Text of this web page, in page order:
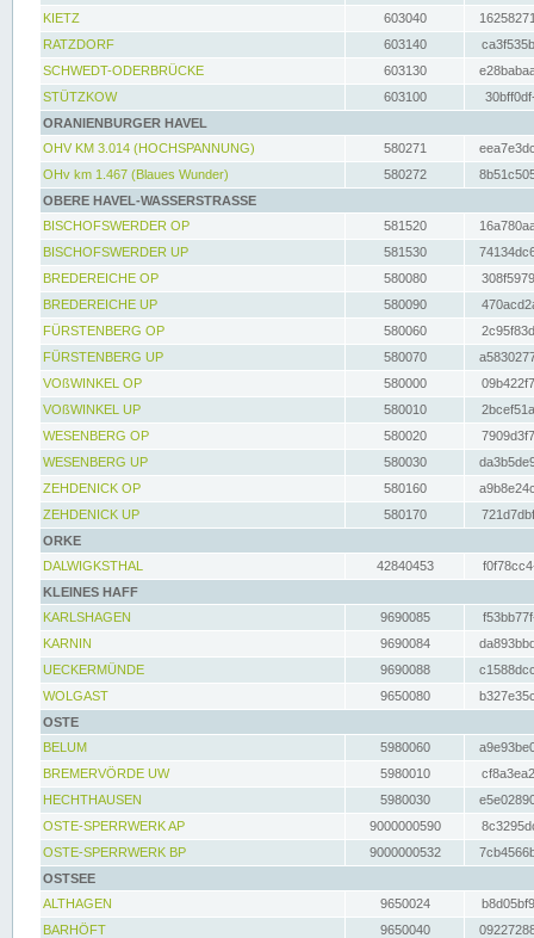
KIETZ
603040
RATZDORF
603140
SCHWEDT-ODERBRÜCKE
603130
STÜTZKOW
603100
ORANIENBURGER HAVEL
OHV KM 3.014 (HOCHSPANNUNG)
580271
OHv km 1.467 (Blaues Wunder)
580272
OBERE HAVEL-WASSERSTRASSE
BISCHOFSWERDER OP
581520
BISCHOFSWERDER UP
581530
BREDEREICHE OP
580080
BREDEREICHE UP
580090
FÜRSTENBERG OP
580060
FÜRSTENBERG UP
580070
VOßWINKEL OP
580000
VOßWINKEL UP
580010
WESENBERG OP
580020
WESENBERG UP
580030
ZEHDENICK OP
580160
ZEHDENICK UP
580170
ORKE
DALWIGKSTHAL
42840453
KLEINES HAFF
KARLSHAGEN
9690085
KARNIN
9690084
UECKERMÜNDE
9690088
WOLGAST
9650080
OSTE
BELUM
5980060
BREMERVÖRDE UW
5980010
HECHTHAUSEN
5980030
OSTE-SPERRWERK AP
9000000590
OSTE-SPERRWERK BP
9000000532
OSTSEE
ALTHAGEN
9650024
BARHÖFT
9650040